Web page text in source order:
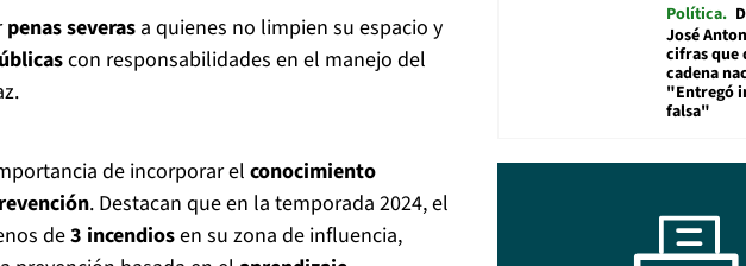
penas severas a quienes no limpien su espacio y
con responsabilidades en el manejo del
de incorporar el conocimiento
. Destacan que en la temporada 2024, el
de3 incendiosen su zona de influencia,
Política
José
cifras que
cadena
"Entregó
falsa"